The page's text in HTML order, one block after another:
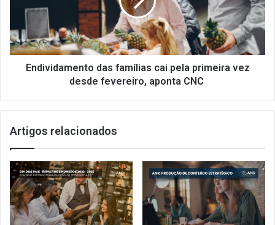
primeira
vez
desde
fevereiro,
apontaEndividamento das famílias cai pela primeira vez
desde fevereiro, aponta CNC
Artigos relacionados